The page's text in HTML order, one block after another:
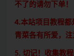
不了的请勿下单！
4.本站项目教程都
青菜各有所爱，注
5. 切记！收集教